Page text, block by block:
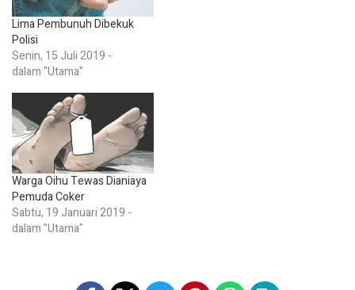
Lima Pembunuh Dibekuk
Polisi
Senin, 15 Juli 2019 -
dalam "Utama"
Warga Oihu Tewas Dianiaya
Pemuda Coker
Sabtu, 19 Januari 2019 -
dalam "Utama"